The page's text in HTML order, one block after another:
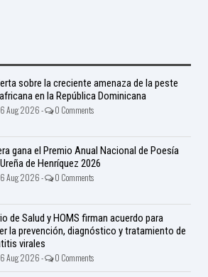
sobre la creciente amenaza de la peste
en la República Dominicana
Aug 2026 - 0 Comments
gana el Premio Anual Nacional de Poesía
de Henríquez 2026
Aug 2026 - 0 Comments
de Salud y HOMS firman acuerdo para
la prevención, diagnóstico y tratamiento de
virales
Aug 2026 - 0 Comments